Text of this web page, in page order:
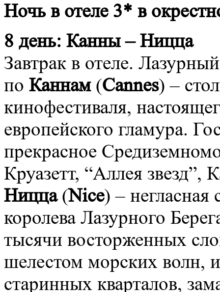
Ночь в отеле 3* в
8 день: Канны – Ницца
Завтрак в отеле.
по Каннам(Cannes) –
кинофестиваля,
европейского гламура.
прекрасное
Круазетт, “Аллея звезд”,
Ницца(Nice) – негласная
королева Лазурного
тысячи восторженных
шелестом морских волн,
старинных кварталов,